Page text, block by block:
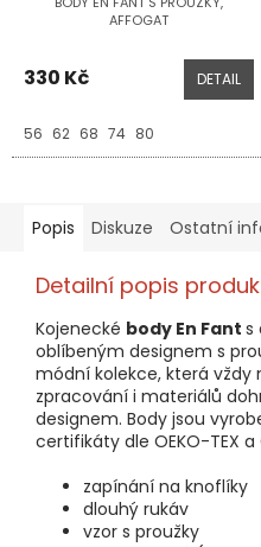
AFFOGAT
330 Kč DETAIL
56 62 68 74 80
Popis Diskuze Ostatní
Detailní popis
Kojenecké body En Fant s
oblíbeným designem s
módní kolekce, která vždy
zpracování i materiálů
designem. Body jsou
certifikáty dle OEKO-TEX a
zapínání na knoflíky
dlouhý rukáv
vzor s proužky